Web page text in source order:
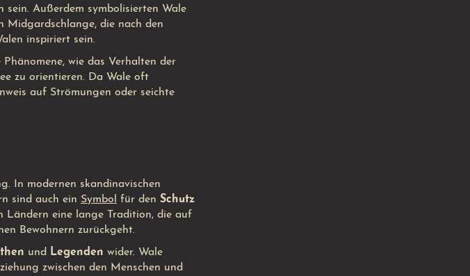
Außerdem symbolisierten Wale
Midgardschlange, die nach den
inspiriert sein.
wie das Verhalten der
zu orientieren. Da Wale oft
auf Strömungen oder seichte
In modernen skandinavischen
sind auch ein Symbol für den Schutz
Ländern eine lange Tradition, die auf
Bewohnern zurückgeht.
und Legenden wider. Wale
zwischen den Menschen und